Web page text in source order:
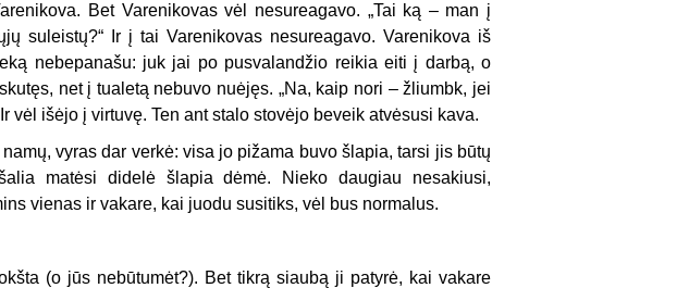
Bet Varenikovas vėl nesureagavo. „Tai ką – man į
suleistų?“ Ir į tai Varenikovas nesureagavo. Varenikova iš
nebepanašu: juk jai po pusvalandžio reikia eiti į darbą, o
net į tualetą nebuvo nuėjęs. „Na, kaip nori – žliumbk, jei
vėl išėjo į virtuvę. Ten ant stalo stovėjo beveik atvėsusi kava.
vyras dar verkė: visa jo pižama buvo šlapia, tarsi jis būtų
matėsi didelė šlapia dėmė. Nieko daugiau nesakiusi,
vienas ir vakare, kai juodu susitiks, vėl bus normalus.
(o jūs nebūtumėt?). Bet tikrą siaubą ji patyrė, kai vakare